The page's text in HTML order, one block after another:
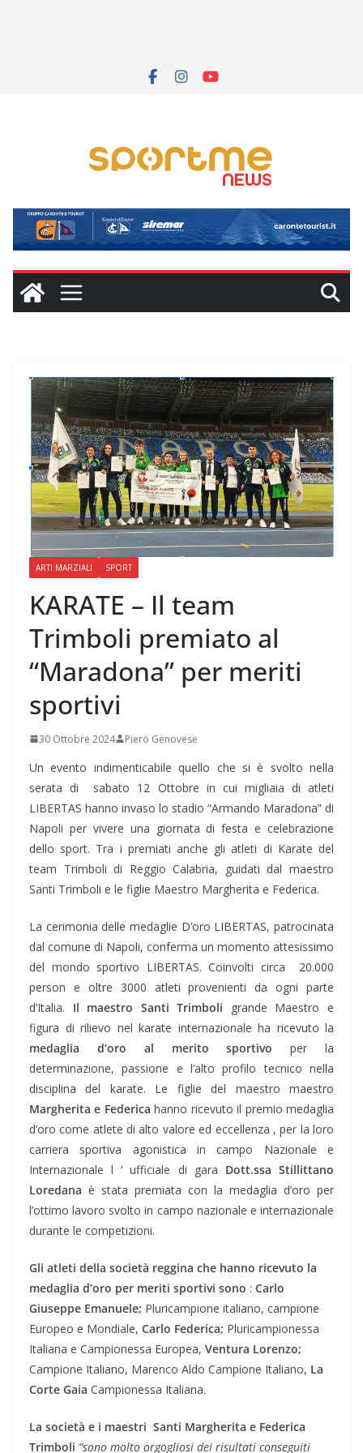
ARTI MARZIALI SPORT
KARATE – Il team
Trimboli premiato al
“Maradona” per meriti
sportivi
30 Ottobre 2024 Piero Genovese
Un evento indimenticabile quello che si è svolto nella
serata di sabato 12 Ottobre in cui migliaia di atleti
LIBERTAS hanno invaso lo stadio “Armando Maradona” di
Napoli per vivere una giornata di festa e celebrazione
dello sport. Tra i premiati anche gli atleti di Karate del
team Trimboli di Reggio Calabria, guidati dal maestro
Santi Trimboli e le figlie Maestro Margherita e Federica.
La cerimonia delle medaglie D’oro LIBERTAS, patrocinata
dal comune di Napoli, conferma un momento attesissimo
del mondo sportivo LIBERTAS. Coinvolti circa 20.000
person e oltre 3000 atleti provenienti da ogni parte
d’Italia. Il maestro Santi Trimboli grande Maestro e
figura di rilievo nel karate internazionale ha ricevuto la
medaglia d’oro al merito sportivo per la
determinazione, passione e l’alto profilo tecnico nella
disciplina del karate. Le figlie del maestro maestro
Margherita e Federica hanno ricevuto il premio medaglia
d’oro come atlete di alto valore ed eccellenza , per la loro
carriera sportiva agonistica in campo Nazionale e
Internazionale l ‘ ufficiale di gara Dott.ssa Stillittano
Loredana è stata premiata con la medaglia d’oro per
l’ottimo lavoro svolto in campo nazionale e internazionale
durante le competizioni.
Gli atleti della società reggina che hanno ricevuto la
medaglia d’oro per meriti sportivi sono : Carlo
Giuseppe Emanuele; Pluricampione italiano, campione
Europeo e Mondiale, Carlo Federica; Pluricampionessa
Italiana e Campionessa Europea, Ventura Lorenzo;
Campione Italiano, Marenco Aldo Campione Italiano, La
Corte Gaia Campionessa Italiana.
La società e i maestri Santi Margherita e Federica
Trimboli “sono molto orgogliosi dei risultati conseguiti